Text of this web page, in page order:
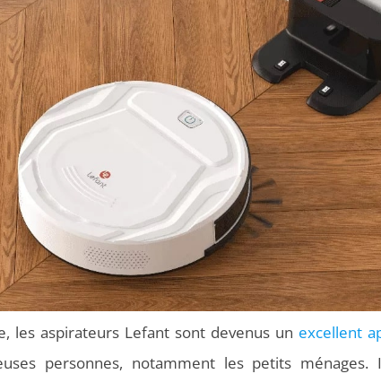
les aspirateurs Lefant sont devenus un excellent
personnes, notamment les petits ménages.